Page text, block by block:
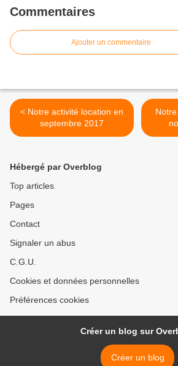
Commentaires
Ajouter un commentaire
< Notre activité location en
septembre 2017
Hébergé par Overblog
Top articles
Pages
Contact
Signaler un abus
C.G.U.
Cookies et données personnelles
Préférences cookies
Créer un blog sur
Créer un blog